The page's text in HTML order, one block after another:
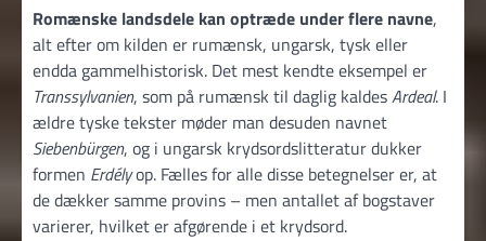
Romænske landsdele kan optræde under flere navne,
alt efter om kilden er rumænsk, ungarsk, tysk eller
endda gammelhistorisk. Det mest kendte eksempel er
Transsylvanien, som på rumænsk til daglig kaldesArdeal. I
ældre tyske tekster møder man desuden navnet
Siebenbürgen, og i ungarsk krydsordslitteratur dukker
formen Erdélyop. Fælles for alle disse betegnelser er, at
de dækker samme provins – men antallet af bogstaver
varierer, hvilket er afgørende i et krydsord.